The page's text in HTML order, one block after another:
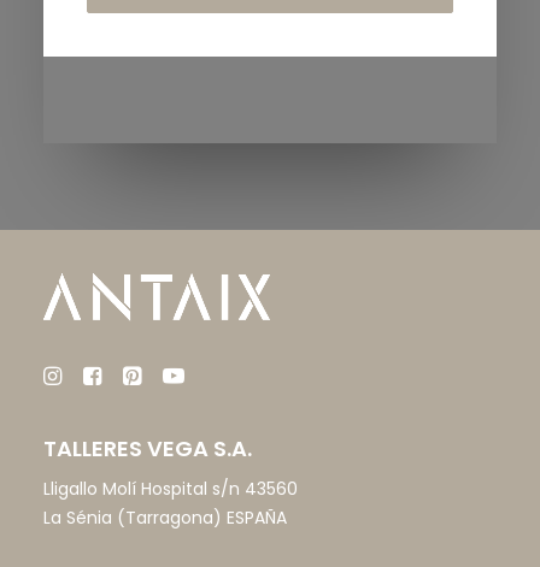
TALLERES VEGA S.A.
Lligallo Molí Hospital s/n 43560
La Sénia (Tarragona) ESPAÑA